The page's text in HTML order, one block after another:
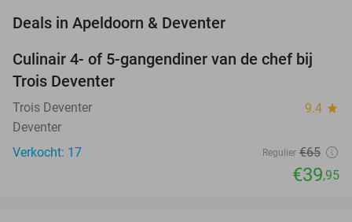
Deals in Apeldoorn & Deventer
39%
TODAY
Culinair 4- of 5-gangendiner van de chef bij
Trois Deventer
Trois Deventer 9.4 star
Deventer
Verkocht: 17
Regulier €65
€39,95